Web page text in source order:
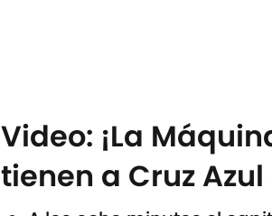
Video: ¡La
tienen a Cruz